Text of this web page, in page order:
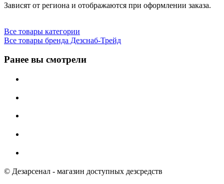
Зависят от региона и отображаются при оформлении заказа.
Все товары категории
Все товары бренда Дезснаб-Трейд
Ранее вы смотрели
© Дезарсенал - магазин доступных дезсредств